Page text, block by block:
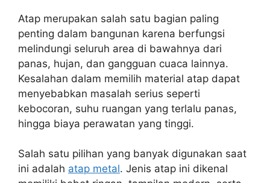
Atap merupakan salah satu bagian paling
penting dalam bangunan karena berfungsi
melindungi seluruh area di bawahnya dari
panas, hujan, dan gangguan cuaca lainnya.
Kesalahan dalam memilih material atap dapat
menyebabkan masalah serius seperti
kebocoran, suhu ruangan yang terlalu panas,
hingga biaya perawatan yang tinggi.
Salah satu pilihan yang banyak digunakan saat
ini adalah atap metal. Jenis atap ini dikenal